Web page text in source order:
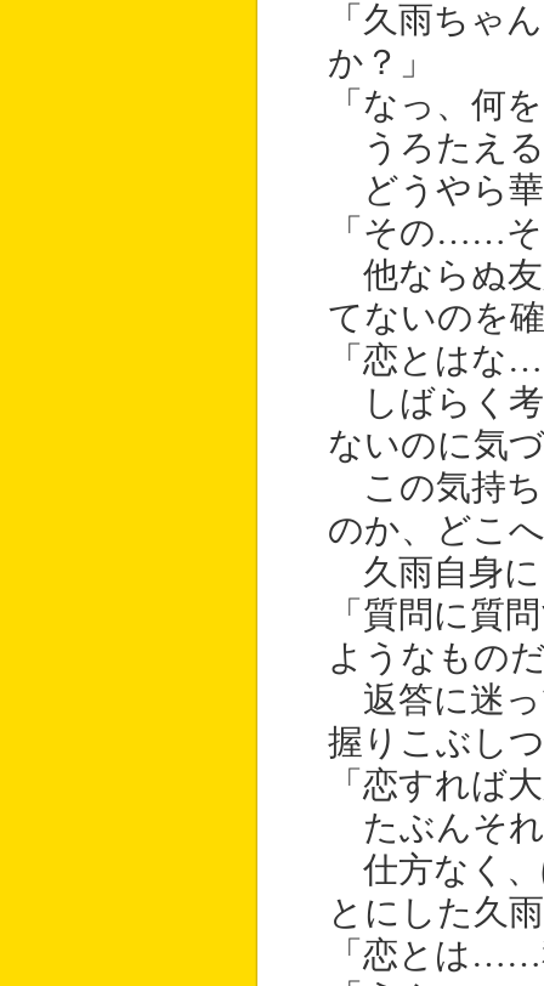
「久雨ちゃ
か？」
「なっ、
うろたえる
どうやら華
「その……
他ならぬ友
てないのを
「恋とはな
しばらく考
ないのに気
この気持ち
のか、どこ
久雨自身に
「質問に質
ようなもの
返答に迷っ
握りこぶし
「恋すれば
たぶんそ
仕方なく、
とにした久
「恋とは